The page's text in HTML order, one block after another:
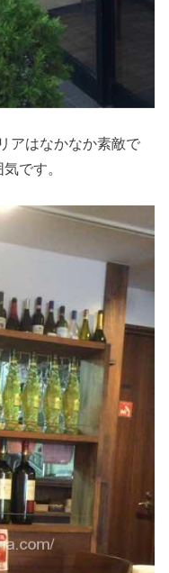
アはなかなか素敵で
です。